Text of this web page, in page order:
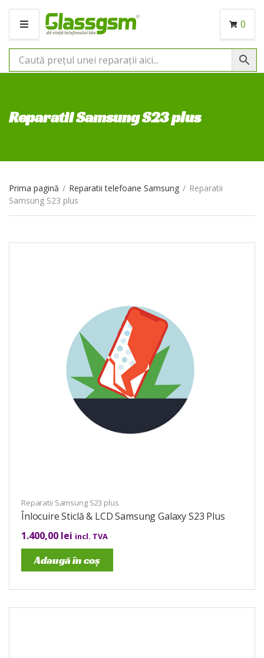
M
N
I
0
Reparatii Samsung S23 plus
Prima pagină / Reparatii telefoane Samsung / Reparatii
Samsung S23 plus
Reparatii Samsung S23 plus
Înlocuire Sticlă & LCD Samsung Galaxy S23 Plus
1.400,00 lei incl. TVA
Adaugă în coș